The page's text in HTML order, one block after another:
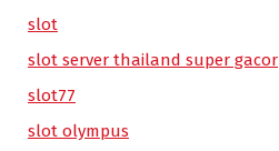
slot
slot server thailand super gacor
slot77
slot olympus